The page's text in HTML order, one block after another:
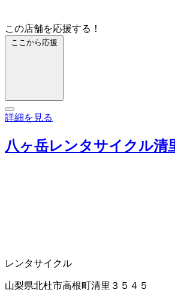
この店舗を応援する！
ここから応援
詳細を見る
八ヶ岳レンタサイクル清
レンタサイクル
山梨県北杜市高根町清里３５４５